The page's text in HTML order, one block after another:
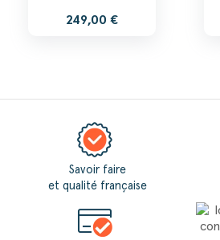
249,00 €
Savoir faire
et qualité française